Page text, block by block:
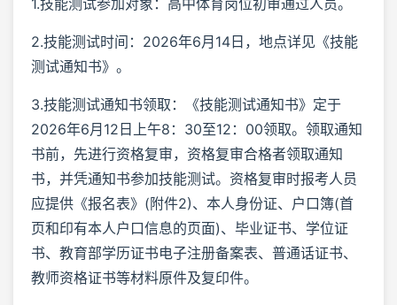
2.技能测试时间：2026年6月14日，地点详见《技能
测试通知书》。
3.技能测试通知书领取：《技能测试通知书》定于
2026年6月12日上午8：30至12：00领取。领取通知
书前，先进行资格复审，资格复审合格者领取通知
书，并凭通知书参加技能测试。资格复审时报考人员
应提供《报名表》(附件2)、本人身份证、户口簿(首
页和印有本人户口信息的页面)、毕业证书、学位证
书、教育部学历证书电子注册备案表、普通话证书、
教师资格证书等材料原件及复印件。